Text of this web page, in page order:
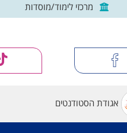
מרכזי לימוד/מוסדות
אגודת הסטודנטים